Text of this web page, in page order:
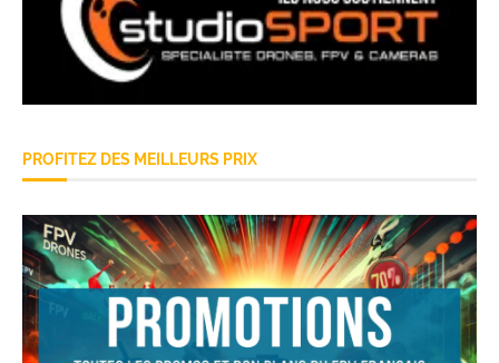
PROFITEZ DES MEILLEURS PRIX